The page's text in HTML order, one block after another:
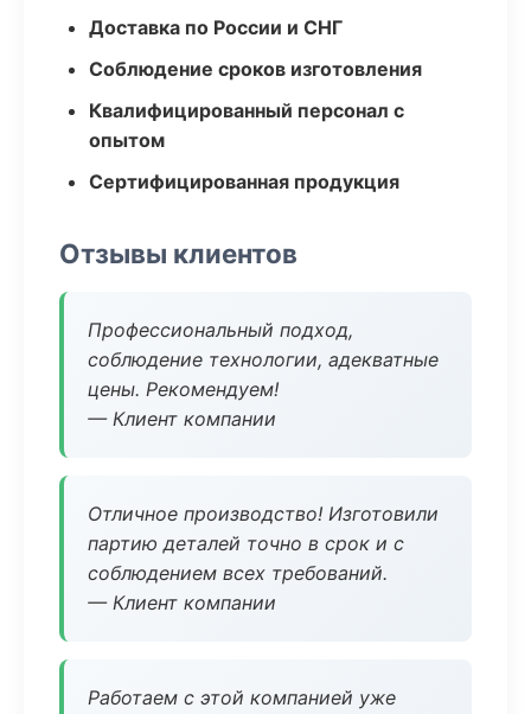
Доставка по России и СНГ
Соблюдение сроков изготовления
Квалифицированный персонал с
опытом
Сертифицированная продукция
Отзывы клиентов
Профессиональный подход,
соблюдение технологии, адекватные
цены. Рекомендуем!
— Клиент компании
Отличное производство! Изготовили
партию деталей точно в срок и с
соблюдением всех требований.
— Клиент компании
Работаем с этой компанией уже